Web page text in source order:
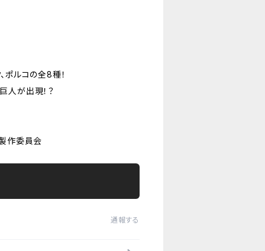
ポルコの全8種！
人が出現！？
作委員会
通報する